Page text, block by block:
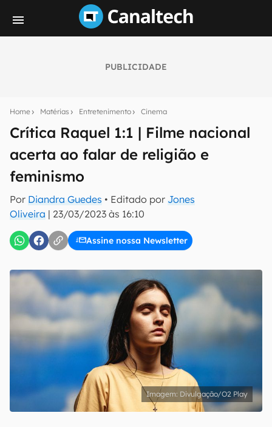
PUBLICIDADE
Home Matérias Entretenimento Cinema
Crítica Raquel 1:1 | Filme nacional
acerta ao falar de religião e
feminismo
Por Diandra Guedes • Editado por Jones
Oliveira | 23/03/2023 às 16:10
Assine nossa Newsletter
notícias e reviews sobre tecnologia em primeira
mão.
E-mail
inscreva-se
Confirmo que li, aceito e concordo com os Termos de
Uso e Política de Privacidade do Canaltech.
Divulgação/O2 Play